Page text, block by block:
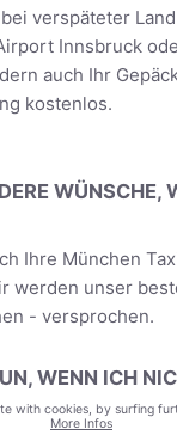
verspäteter
Innsbruck
auch Ihr
kostenlos.
WÜNSCHE,
Ihre München
werden unser
- versprochen.
WENN ICH
with cookies, by surfing
More Infos